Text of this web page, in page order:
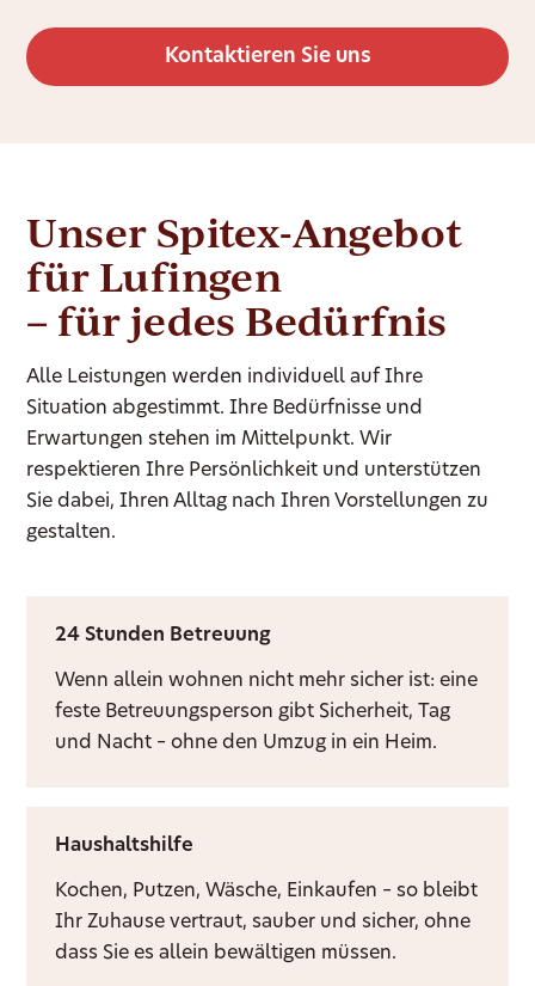
Kontaktieren Sie uns
Unser Spitex-Angebot
für Lufingen
– für jedes Bedürfnis
Alle Leistungen werden individuell auf Ihre
Situation abgestimmt. Ihre Bedürfnisse und
Erwartungen stehen im Mittelpunkt. Wir
respektieren Ihre Persönlichkeit und unterstützen
Sie dabei, Ihren Alltag nach Ihren Vorstellungen zu
gestalten.
24 Stunden Betreuung
Wenn allein wohnen nicht mehr sicher ist: eine
feste Betreuungsperson gibt Sicherheit, Tag
und Nacht – ohne den Umzug in ein Heim.
Haushaltshilfe
Kochen, Putzen, Wäsche, Einkaufen – so bleibt
Ihr Zuhause vertraut, sauber und sicher, ohne
dass Sie es allein bewältigen müssen.